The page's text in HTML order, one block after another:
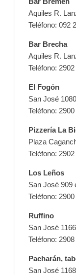
Aquiles R.
Teléfono: 092
Bar Brecha
Aquiles R.
Teléfono:
El Fogón
San José
Teléfono:
Pizzería La
Plaza
Teléfono:
Los Leños
San José 909
Teléfono:
Ruffino
San José
Teléfono:
Pacharán,
San José